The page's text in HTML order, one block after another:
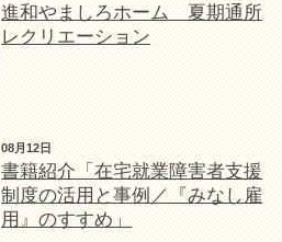
進和やましろホーム 夏期通所
レクリエーション
08月12日
書籍紹介「在宅就業障害者支援
制度の活用と事例／『みなし雇
用』のすすめ」